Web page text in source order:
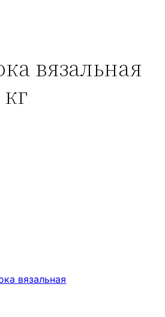
вязальная
вязальная